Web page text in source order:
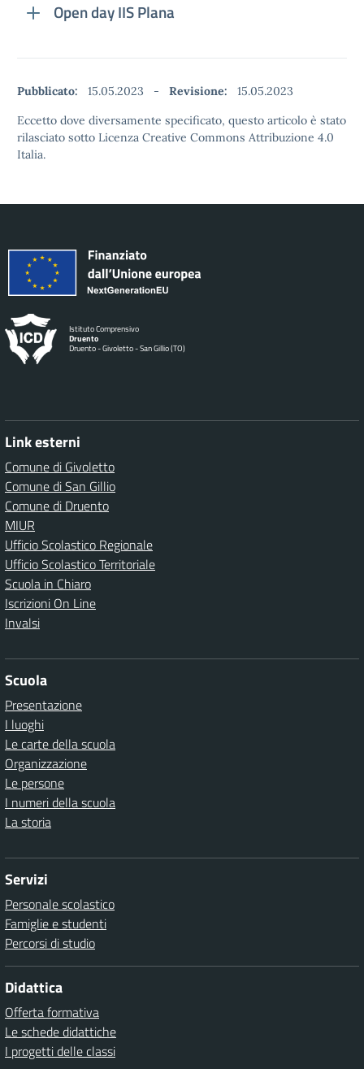
Open day IIS Plana
Pubblicato: 15.05.2023 - Revisione:
15.05.2023
Eccetto dove diversamente specificato, questo articolo è stato
rilasciato sotto Licenza Creative Commons Attribuzione 4.0
Italia.
Istituto Comprensivo
Druento
Druento - Givoletto - San Gillio (TO)
Link esterni
Comune di Givoletto
Comune di San Gillio
Comune di Druento
MIUR
Ufficio Scolastico Regionale
Ufficio Scolastico Territoriale
Scuola in Chiaro
Iscrizioni On Line
Invalsi
Scuola
Presentazione
I luoghi
Le carte della scuola
Organizzazione
Le persone
I numeri della scuola
La storia
Servizi
Personale scolastico
Famiglie e studenti
Percorsi di studio
Didattica
Offerta formativa
Le schede didattiche
I progetti delle classi